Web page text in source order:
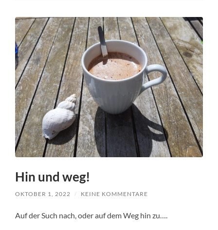
Hin und weg!
OKTOBER 1, 2022 / KEINE KOMMENTARE
Auf der Such nach, oder auf dem Weg hin zu….